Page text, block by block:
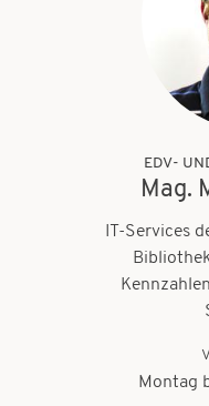
EDV-
Mag.
IT-Services
Montag